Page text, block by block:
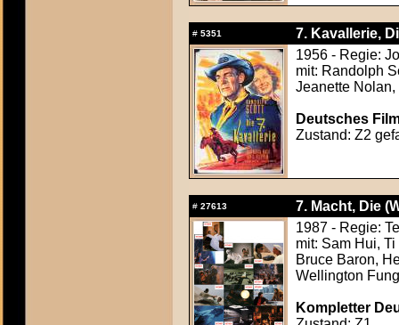
# 5351
7. Kavallerie,
1956 - Regie:
mit: Randolph
Jeanette
Deutsches
Zustand: Z2
# 27613
7. Macht, Die
1987 - Regie:
mit: Sam Hui,
Bruce Baron,
Wellington
Kompletter